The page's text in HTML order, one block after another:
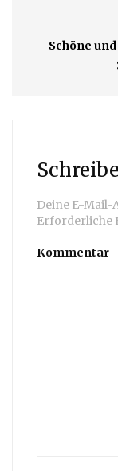
Schöne
Deine E-
Erforderliche
Kommentar